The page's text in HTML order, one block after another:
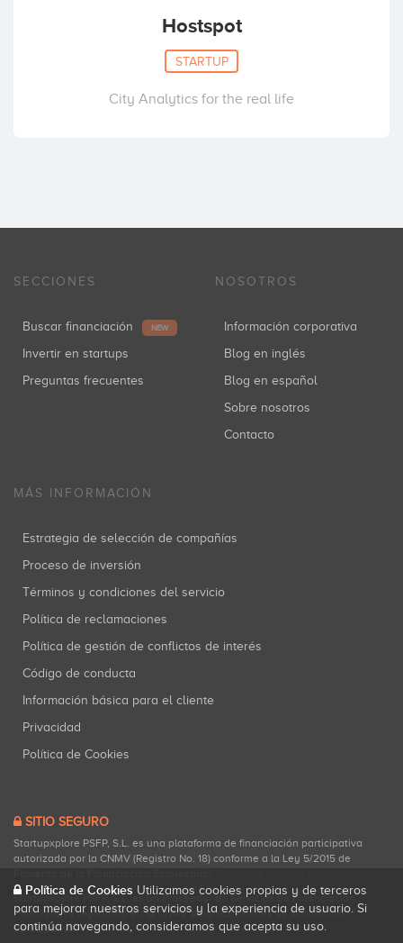
Hostspot
STARTUP
City Analytics for the real life
SECCIONES
Buscar financiación NEW
Invertir en startups
Preguntas frecuentes
NOSOTROS
Información corporativa
Blog en inglés
Blog en español
Sobre nosotros
Contacto
MÁS INFORMACIÓN
Estrategia de selección de compañías
Proceso de inversión
Términos y condiciones del servicio
Política de reclamaciones
Política de gestión de conflictos de interés
Código de conducta
Información básica para el cliente
Privacidad
Política de Cookies
SITIO SEGURO
Startupxplore PSFP, S.L. es una plataforma de financiación participativa
autorizada por la CNMV (Registro No. 18) conforme a la Ley 5/2015 de
Startupxplore PSFP, S.L. es un Proveedor de Servicios de Financiación
Participativa registrado en la CNMV para actividades de financiación
participativa.
Política de Cookies Utilizamos cookies propias y de terceros
para mejorar nuestros servicios y la experiencia de usuario. Si
continúa navegando, consideramos que acepta su uso.